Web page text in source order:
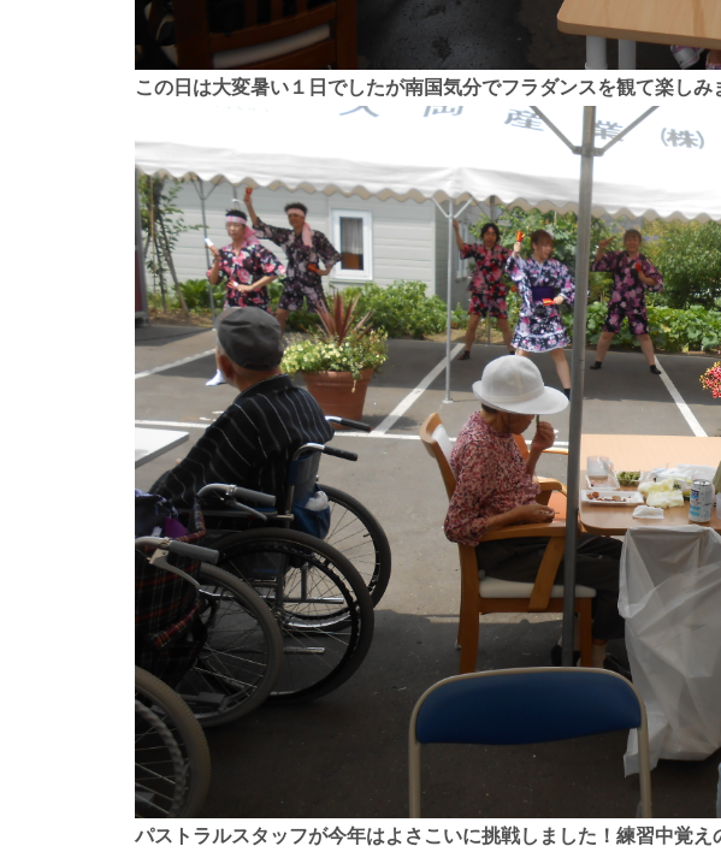
この日は大変暑い１日でしたが南国気分でフラダンスを観て楽しみ
パストラルスタッフが今年はよさこいに挑戦しました！練習中覚